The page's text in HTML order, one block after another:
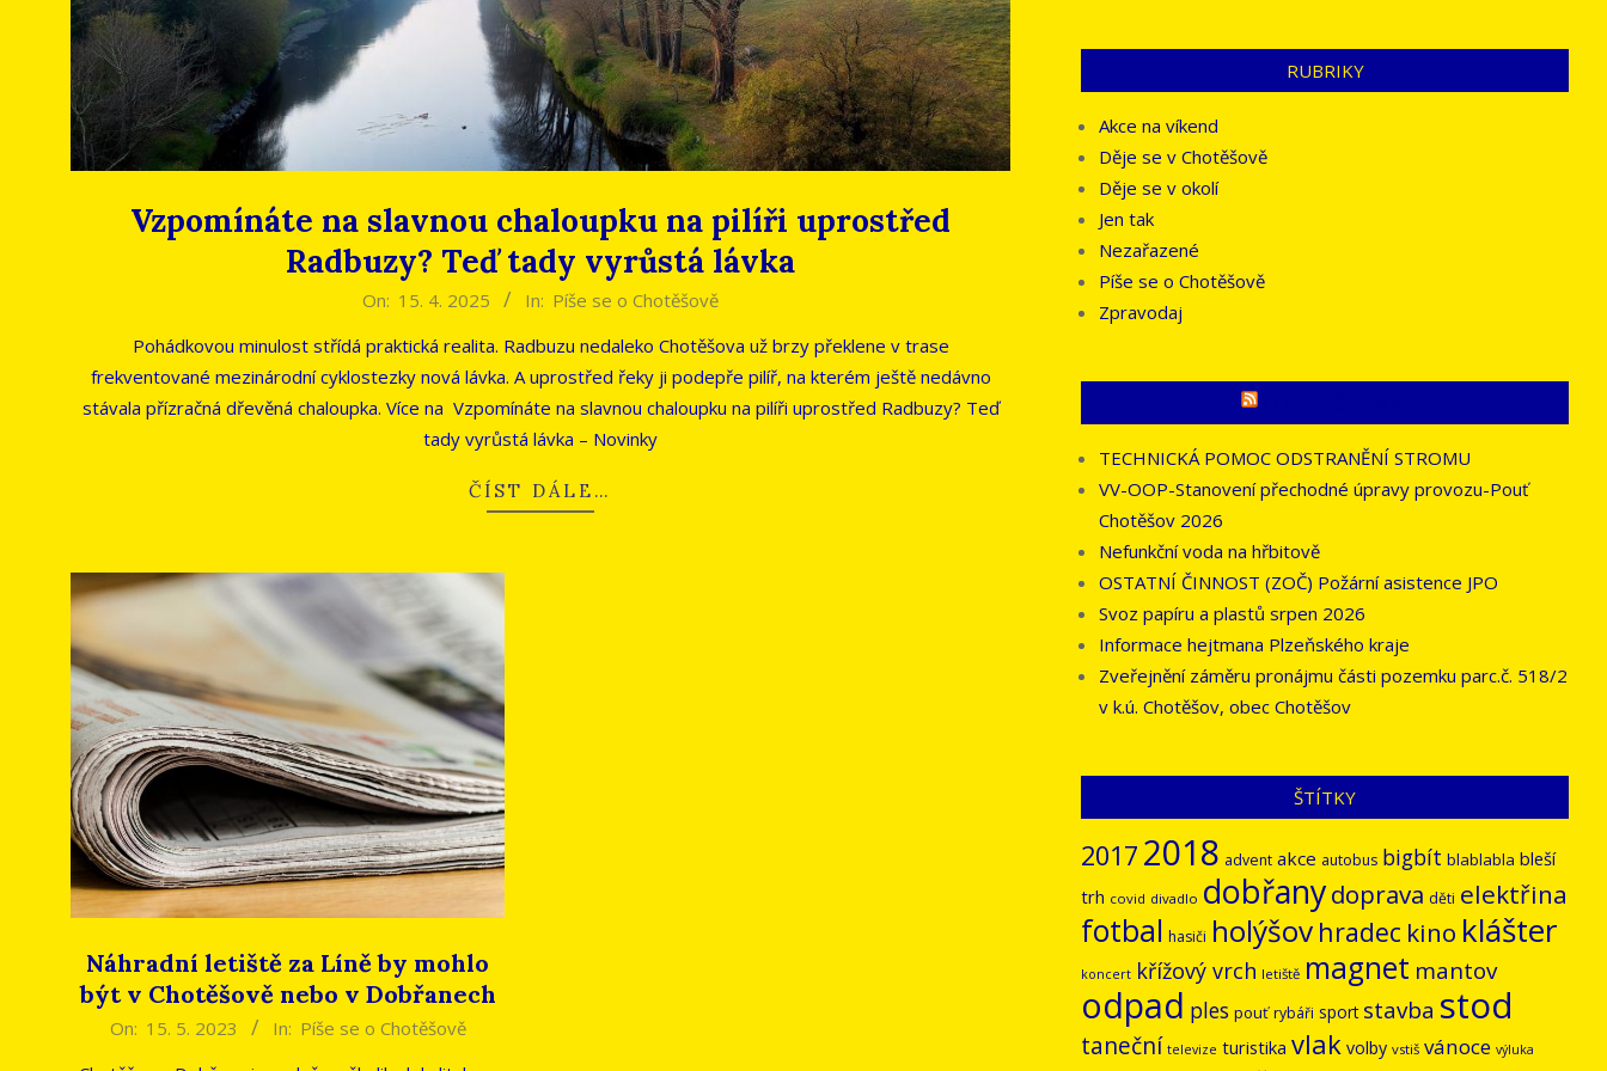
Vzpomínáte na slavnou chaloupku na pilíři uprostřed
Radbuzy? Teď tady vyrůstá lávka
On: 15. 4. 2025 In: Píše se o Chotěšově
Pohádkovou minulost střídá praktická realita. Radbuzu nedaleko Chotěšova už brzy překlene v trase
frekventované mezinárodní cyklostezky nová lávka. A uprostřed řeky ji podepře pilíř, na kterém ještě nedávno
stávala přízračná dřevěná chaloupka. Více na Vzpomínáte na slavnou chaloupku na pilíři uprostřed Radbuzy? Teď
tady vyrůstá lávka – Novinky
ČÍST DÁLE…
Náhradní letiště za Líně by mohlo
být v Chotěšově nebo v Dobřanech
2023-On: 15. 5. 2023 In: Píše se o Chotěšově
RUBRIKY
Akce na víkend
Děje se v Chotěšově
Děje se v okolí
Jen tak
Nezařazené
Píše se o Chotěšově
Zpravodaj
TECHNICKÁ POMOC ODSTRANĚNÍ STROMU
VV-OOP-Stanovení přechodné úpravy provozu-Pouť
Chotěšov 2026
Nefunkční voda na hřbitově
OSTATNÍ ČINNOST (ZOČ) Požární asistence JPO
Svoz papíru a plastů srpen 2026
Informace hejtmana Plzeňského kraje
Zveřejnění záměru pronájmu části pozemku parc.č. 518/2
v k.ú. Chotěšov, obec Chotěšov
ŠTÍTKY
2017 2018 advent akce autobus bigbít blablabla bleší
trh covid divadlo dobřanydoprava děti elektřina
fotbal hasiči holýšov hradec kino klášter
koncert křížový vrch letiště magnet mantov
odpad ples pouť rybáři sport stavba stod
taneční televize turistika vlak volby vstiš vánoce výluka